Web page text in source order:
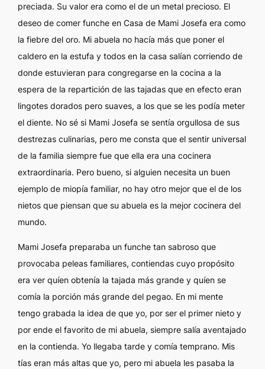
preciada. Su valor era como el de un metal precioso. El
deseo de comer funche en Casa de Mami Josefa era como
la fiebre del oro. Mi abuela no hacía más que poner el
caldero en la estufa y todos en la casa salían corriendo de
donde estuvieran para congregarse en la cocina a la
espera de la repartición de las tajadas que en efecto eran
lingotes dorados pero suaves, a los que se les podía meter
el diente. No sé si Mami Josefa se sentía orgullosa de sus
destrezas culinarias, pero me consta que el sentir universal
de la familia siempre fue que ella era una cocinera
extraordinaria. Pero bueno, si alguien necesita un buen
ejemplo de miopía familiar, no hay otro mejor que el de los
nietos que piensan que su abuela es la mejor cocinera del
mundo.
Mami Josefa preparaba un funche tan sabroso que
provocaba peleas familiares, contiendas cuyo propósito
era ver quíen obtenía la tajada más grande y quíen se
comía la porción más grande del pegao. En mi mente
tengo grabada la idea de que yo, por ser el primer nieto y
por ende el favorito de mi abuela, siempre salía aventajado
en la contienda. Yo llegaba tarde y comía temprano. Mis
tías eran más altas que yo, pero mi abuela les pasaba la